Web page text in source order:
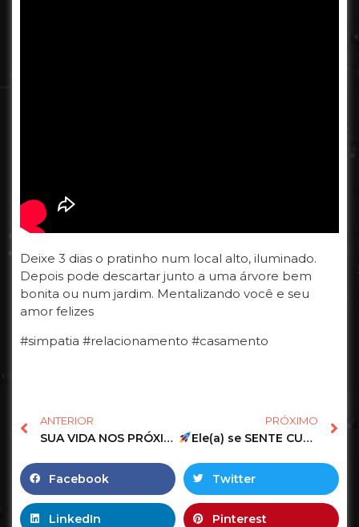
Deixe 3 dias o pratinho num local alto, iluminado.
Depois pode descartar junto a uma árvore bem
bonita ou num jardim. Mentalizando você e seu
amor felizes
#simpatia #relacionamento #casamento
ANTERIOR
SUA VIDA NOS PRÓXIMOS 7 DIAS 10.06.26
PRÓXIMO
Ele(a) se SENTE CULPADO(A) pelo o que ACONTECEU?
Facebook Twitter
LinkedIn Pinterest